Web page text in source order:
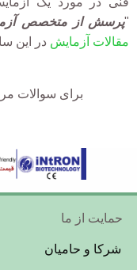
"پرسش از متخصص
مقالات آزمایش در این
برای سوالات
Footer
حمایت از ما
شرکا و حامیان